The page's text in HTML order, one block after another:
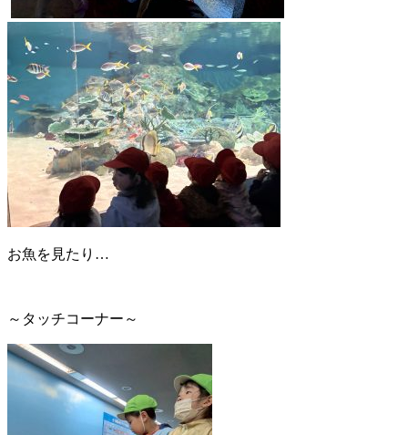
お魚を見たり…
～タッチコーナー～